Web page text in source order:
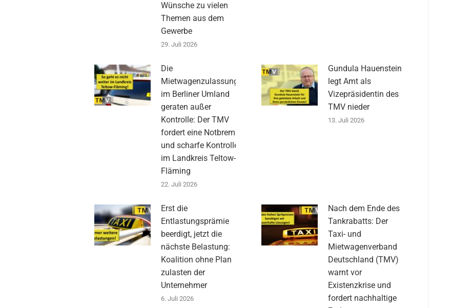
Wünsche zu vielen
Themen aus dem
Gewerbe
29. Juli 2026
Die
Mietwagenzulassungen
im Berliner Umland
geraten außer
Kontrolle: Der TMV
fordert eine Notbremse
und scharfe Kontrollen
im Landkreis Teltow-
Fläming
22. Juli 2026
Gundula Hauenstein
legt Amt als
Vizepräsidentin des
TMV nieder
13. Juli 2026
Erst die
Entlastungsprämie
beerdigt, jetzt die
nächste Belastung:
Koalition ohne Plan
zulasten der
Unternehmer
6. Juli 2026
Nach dem Ende des
Tankrabatts: Der
Taxi- und
Mietwagenverband
Deutschland (TMV)
warnt vor
Existenzkrise und
fordert nachhaltige